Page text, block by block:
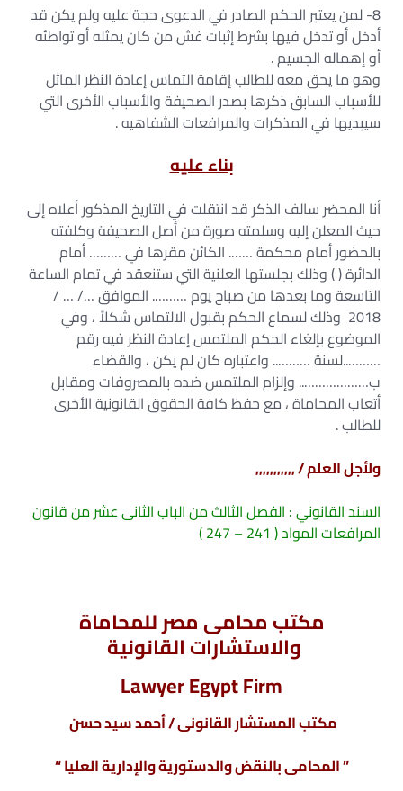
8- لمن يعتبر الحكم الصادر في الدعوى حجة عليه ولم يكن قد
أدخل أو تدخل فيها بشرط إثبات غش من كان يمثله أو تواطئه
أو إهماله الجسيم .
وهو ما يحق معه للطالب إقامة التماس إعادة النظر الماثل
للأسباب السابق ذكرها بصدر الصحيفة والأسباب الأخرى التي
سيبديها في المذكرات والمرافعات الشفاهيه .
بناء عليه
أنا المحضر سالف الذكر قد انتقلت في التاريخ المذكور أعلاه إلى
حيث المعلن إليه وسلمته صورة من أصل الصحيفة وكلفته
بالحضور أمام محكمة ……. الكائن مقرها في ……… أمام
الدائرة ( ) وذلك بجلستها العلنية التي ستنعقد في تمام الساعة
التاسعة وما بعدها من صباح يوم ………. الموافق …/ … /
2018 وذلك لسماع الحكم بقبول الالتماس شكلاً ، وفي
الموضوع بإلغاء الحكم الملتمس إعادة النظر فيه رقم
………..لسنة ……….. واعتباره كان لم يكن ، والقضاء
ب……………….. وإلزام الملتمس ضده بالمصروفات ومقابل
أتعاب المحاماة ، مع حفظ كافة الحقوق القانونية الأخرى
للطالب .
ولأجل العلم / ,,,,,,,,,,,
السند القانوني : الفصل الثالث من الباب الثانى عشر من قانون
المرافعات المواد ( 241 – 247 )
مكتب محامى مصر للمحاماة
والاستشارات القانونية
Lawyer Egypt Firm
مكتب المستشار القانونى / أحمد سيد حسن
” المحامى بالنقض والدستورية والإدارية العليا “